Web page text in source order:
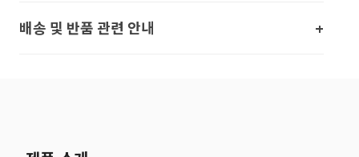
배송 및 반품 관련 안내